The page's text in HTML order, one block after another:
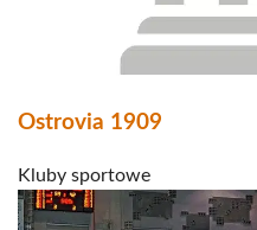
Ostrovia 1909
Kluby sportowe